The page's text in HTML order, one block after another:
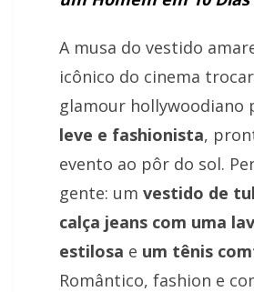
A musa do vestido
icônico do cinema
glamour hollywoodiano
leve e fashionista,
evento ao pôr do sol.
gente: um vestido de
calça jeans com uma
estilosa e um tênis
Romântico, fashion e